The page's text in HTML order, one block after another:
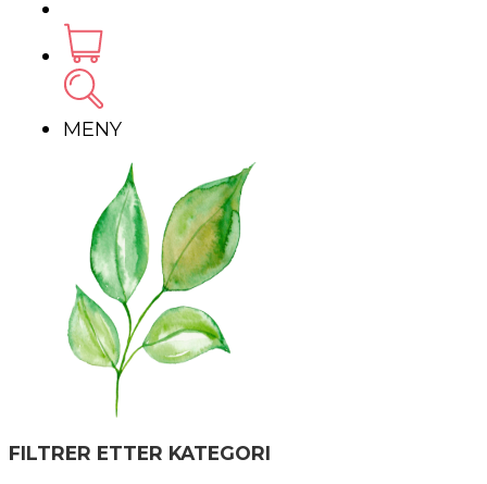
MENY
FILTRER ETTER KATEGORI